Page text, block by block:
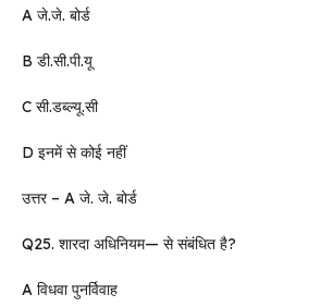
A जे.जे. बोर्ड
B डी.सी.पी.यू
C सी.डब्ल्यू.सी
D इनमें से कोई नहीं
उत्तर – A जे. जे. बोर्ड
Q25. शारदा अधिनियम— से संबंधित है?
A विधवा पुनर्विवाह